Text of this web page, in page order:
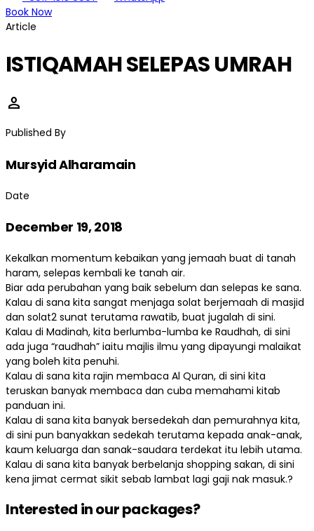
Book Now
Article
ISTIQAMAH SELEPAS UMRAH
person
Published By
Mursyid Alharamain
Date
December 19, 2018
Kekalkan momentum kebaikan yang jemaah buat di tanah
haram, selepas kembali ke tanah air.
Biar ada perubahan yang baik sebelum dan selepas ke sana.
Kalau di sana kita sangat menjaga solat berjemaah di masjid
dan solat2 sunat terutama rawatib, buat jugalah di sini.
Kalau di Madinah, kita berlumba-lumba ke Raudhah, di sini
ada juga “raudhah” iaitu majlis ilmu yang dipayungi malaikat
yang boleh kita penuhi.
Kalau di sana kita rajin membaca Al Quran, di sini kita
teruskan banyak membaca dan cuba memahami kitab
panduan ini.
Kalau di sana kita banyak bersedekah dan pemurahnya kita,
di sini pun banyakkan sedekah terutama kepada anak-anak,
kaum keluarga dan sanak-saudara terdekat itu lebih utama.
Kalau di sana kita banyak berbelanja shopping sakan, di sini
kena jimat cermat sikit sebab lambat lagi gaji nak masuk.?
Interested in our packages?